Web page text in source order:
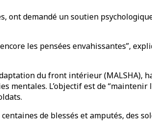
ont demandé un soutien
les pensées envahissantes”,
du front intérieur (MALSHA),
L’objectif est de
de blessés et amputés, des